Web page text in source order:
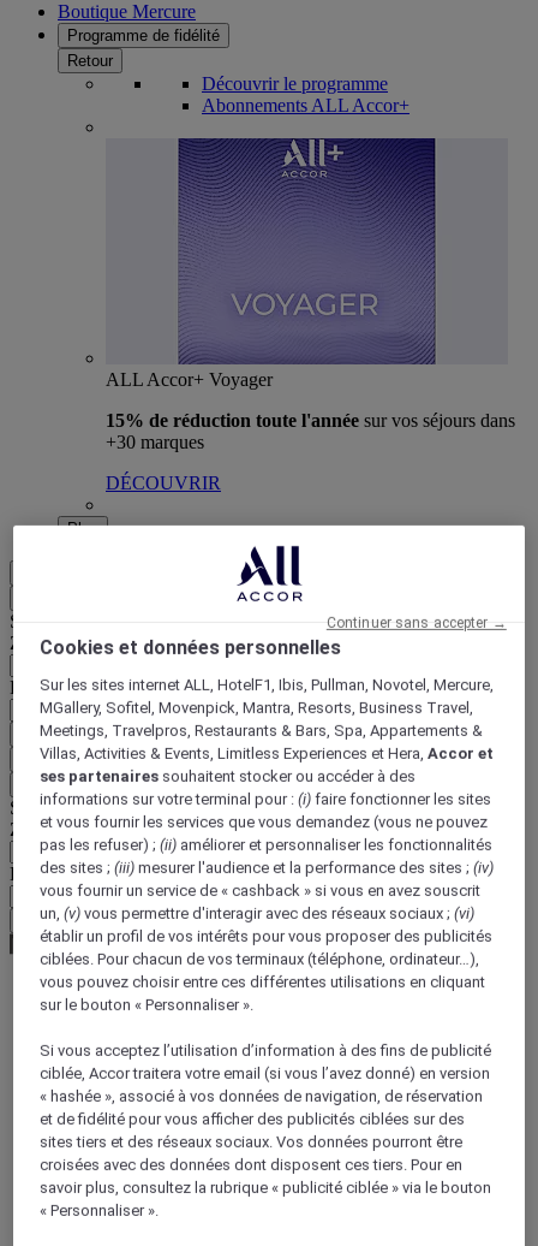
Boutique Mercure
Programme de fidélité
Retour
Découvrir le programme
Abonnements ALL Accor+
ALL Accor+ Voyager
15% de réduction toute l'année sur vos séjours dans
+30 marques
DÉCOUVRIR
Plus
Sélectionnez votre zone et votre langue ci-dessous
Zone géographique
Pays/Région - Langue
Valider votre zone et votre langue
EUR (€)
Retour
Sélectionnez votre devise ci-dessous
Zone géographique
Devise
Valider ma devise
World
Germany
Bavaria
Cookies et données personnelles
Sur les sites internet ALL, HotelF1, Ibis, Pullman, Novotel, Mercure,
MGallery, Sofitel, Movenpick, Mantra, Resorts, Business Travel,
Meetings, Travelpros, Restaurants & Bars, Spa, Appartements &
Villas, Activities & Events, Limitless Experiences et Hera,Accor et
ses partenaires souhaitent stocker ou accéder à des
informations sur votre terminal pour :(i) faire fonctionner les sites
et vous fournir les services que vous demandez (vous ne pouvez
pas les refuser) ;(ii) améliorer et personnaliser les fonctionnalités
des sites ;(iii) mesurer l'audience et la performance des sites ;(iv)
vous fournir un service de « cashback » si vous en avez souscrit
un,(v) vous permettre d'interagir avec des réseaux sociaux ;(vi)
établir un profil de vos intérêts pour vous proposer des publicités
ciblées. Pour chacun de vos terminaux (téléphone, ordinateur…),
vous pouvez choisir entre ces différentes utilisations en cliquant
sur le bouton « Personnaliser ».
Si vous acceptez l’utilisation d’information à des fins de publicité
ciblée, Accor traitera votre email (si vous l’avez donné) en version
« hashée », associé à vos données de navigation, de réservation
et de fidélité pour vous afficher des publicités ciblées sur des
sites tiers et des réseaux sociaux. Vos données pourront être
croisées avec des données dont disposent ces tiers. Pour en
savoir plus, consultez la rubrique « publicité ciblée » via le bouton
« Personnaliser ».
Continuer sans accepter →